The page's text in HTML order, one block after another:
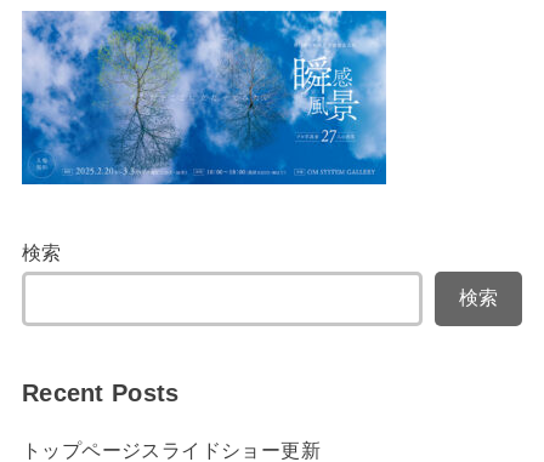
検索
検索
Recent Posts
トップページスライドショー更新